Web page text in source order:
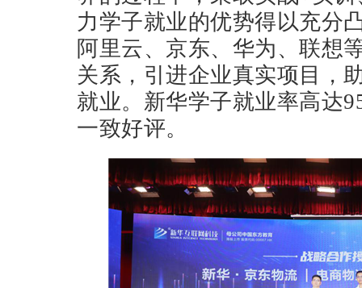
力学子就业的优势得以充分
阿里云、京东、华为、联想
关系，引进企业真实项目，
就业。新华学子就业率高达
一致好评。